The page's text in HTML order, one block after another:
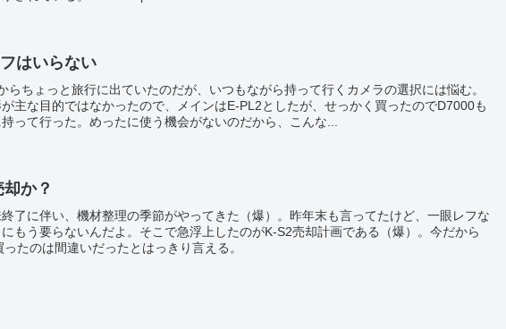
はいらない
らちょっと旅行に出ていたのだが、いつもながら持って行くカメラの選択には悩む。
主な目的ではなかったので、メインはE-PL2としたが、せっかく買ったのでD7000も
って行った。めったに使う機会がないのだから、こんな...
か？
了に伴い、機材整理の季節がやってきた（爆）。昨年末も言ってたけど、一眼レフな
にもう要らないんだよ。そこで急浮上したのがK-S2売却計画である（爆）。今だから
ったのは間違いだったとはっきり言える。